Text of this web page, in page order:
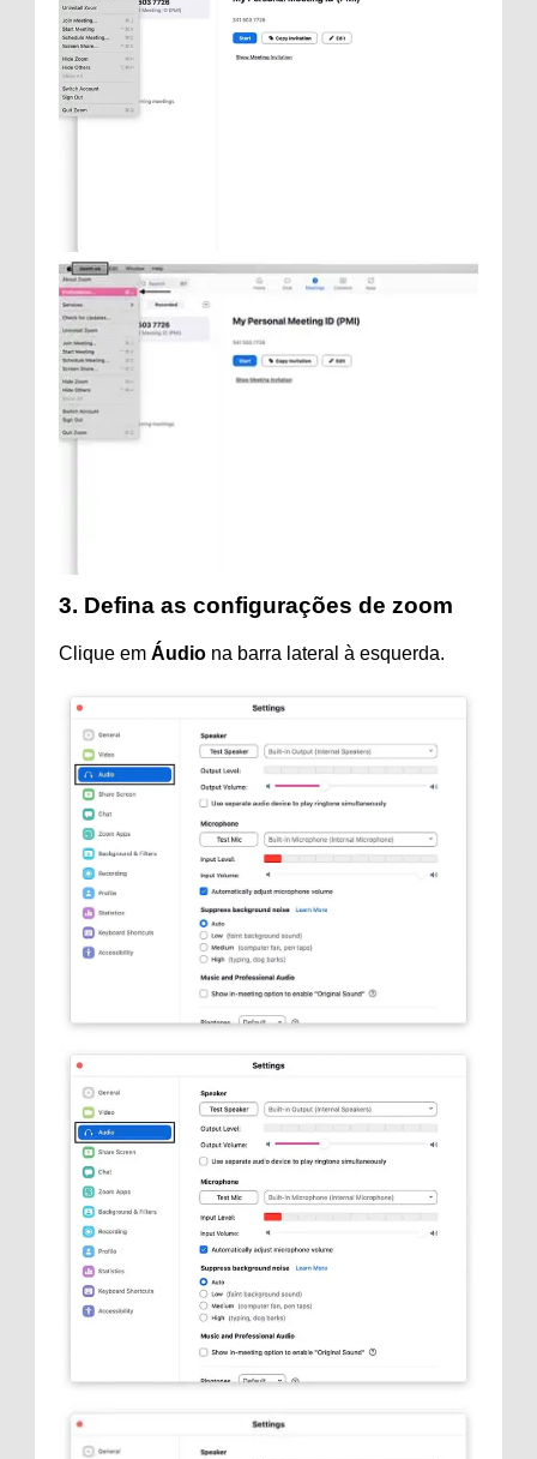
3. Defina as configurações de zoom
Clique em Áudio na barra lateral à esquerda.